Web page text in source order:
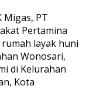
Migas, PT
Pertamina
layak huni
Wonosari,
di Kelurahan
Kota